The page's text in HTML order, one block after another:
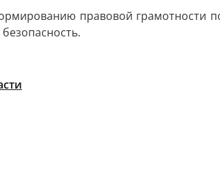
правовой грамотности